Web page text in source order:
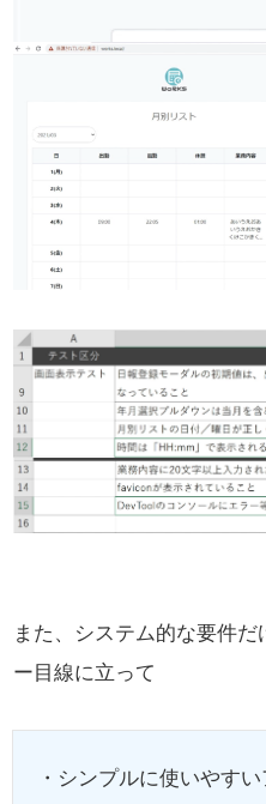
また、システム的な要件
ー目線に立って
・シンプルに使いやす